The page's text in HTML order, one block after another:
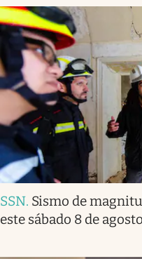
SSN. Sismo de
este sábado 8 de agosto